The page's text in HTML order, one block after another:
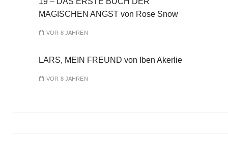
MAGISCHEN ANGST von Rose Snow
VOR 8 JAHREN
LARS, MEIN FREUND von Iben Akerlie
VOR 8 JAHREN